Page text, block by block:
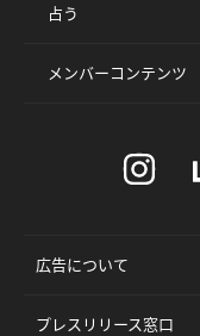
占う
メンバーコンテンツ
広告について
プレスリリース窓口